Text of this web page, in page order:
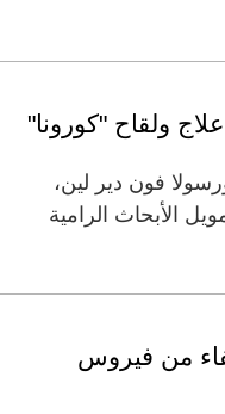
فون دير لين،
الأبحاث الرامية
من فيروس